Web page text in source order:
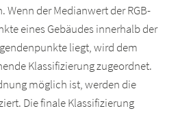
Wenn der Medianwert der RGB-
eines Gebäudes innerhalb der
liegt, wird dem
Klassifizierung zugeordnet.
möglich ist, werden die
Die finale Klassifizierung